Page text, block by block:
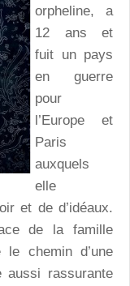
orpheline, a
12 ans et
fuit un pays
en guerre
pour
l’Europe et
Paris
auxquels
elle
et de d’idéaux.
de la famille
le chemin d’une
aussi rassurante